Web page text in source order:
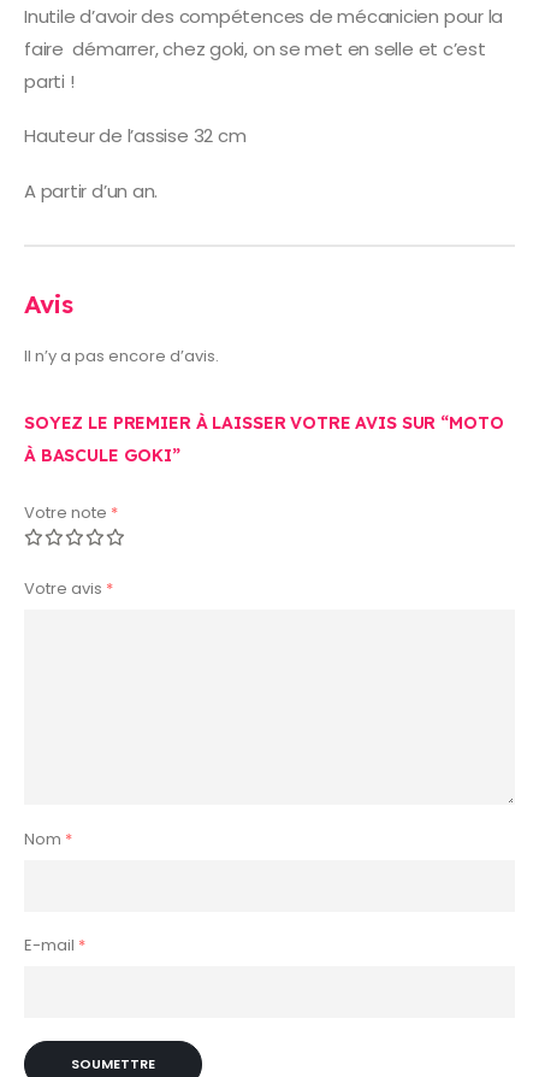
Inutile d’avoir des compétences de mécanicien pour la
faire démarrer, chez goki, on se met en selle et c’est
parti !
Hauteur de l’assise 32 cm
A partir d’un an.
Avis
Il n’y a pas encore d’avis.
SOYEZ LE PREMIER À LAISSER VOTRE AVIS SUR “MOTO
À BASCULE GOKI”
Votre note *
Votre avis *
Nom *
E-mail *